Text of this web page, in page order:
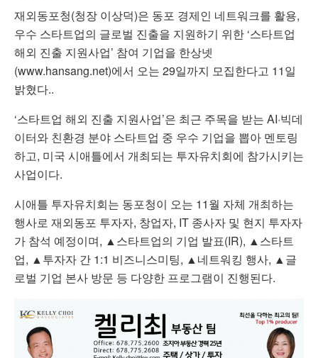
재외동포청(청장 이상덕)은 동포 경제인 네트워크를 활용,
우수 스타트업의 글로벌 진출을 지원하기 위한 ‘스타트업
해외 진출 지원사업’ 참여 기업을 한상넷
(www.hansang.net)에서 오는 29일까지 모집한다고 11일
밝혔다..
‘스타트업 해외 진출 지원사업’은 최근 주목을 받는 AI·빅데
이터와 친환경 분야 스타트업 중 우수 기업을 뽑아 멘토링
하고, 미국 시애틀에서 개최되는 투자유치회에 참가시키는
사업이다.
시애틀 투자유치회는 동포청이 오는 11월 자체 개최하는
행사로 재외동포 투자자, 창업자, IT 종사자 및 현지 투자자
가 참석 예정이며, ▲스타트업의 기업 발표(IR), ▲스타트
업, ▲투자자 간 1:1 비즈니스미팅, ▲네트워킹 행사, ▲글
로벌 기업 본사 방문 등 다양한 프로그램이 진행된다.